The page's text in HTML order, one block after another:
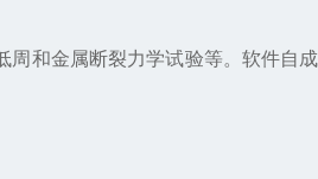
和金属断裂力学试验等。软件自